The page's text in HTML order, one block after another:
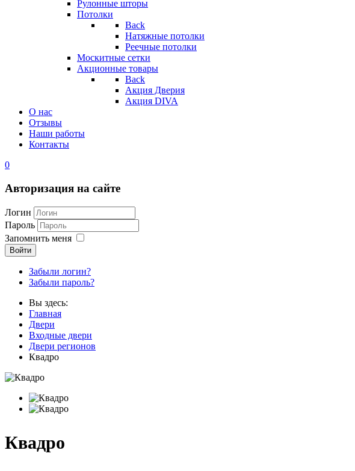
Рулонные шторы
Потолки
Back
Натяжные потолки
Реечные потолки
Москитные сетки
Акционные товары
Back
Акция Дверия
Акция DIVA
О нас
Отзывы
Наши работы
Контакты
0
Авторизация на сайте
Логин
Пароль
Запомнить меня
Войти
Забыли логин?
Забыли пароль?
Вы здесь:
Главная
Двери
Входные двери
Двери регионов
Квадро
Квадро